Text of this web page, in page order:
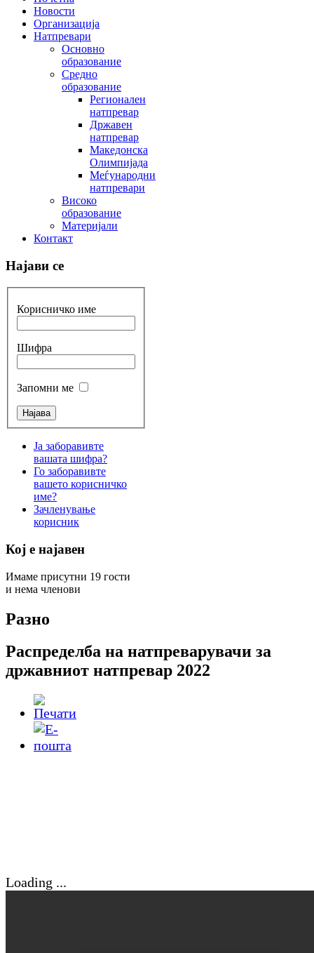
Новости
Организација
Натпревари
Основно
образование
Средно
образование
Регионален
натпревар
Државен
натпревар
Македонска
Олимпијада
Меѓународни
натпревари
Високо
образование
Материјали
Контакт
Најави се
Корисничко име
Шифра
Запомни ме
Ја заборавивте
вашата шифра?
Го заборавивте
вашето корисничко
име?
Зачленување
корисник
Кој е најавен
Имаме присутни 19 гости
и нема членови
Разно
Распределба на натпреварувачи за
државниот натпревар 2022
Loading ...